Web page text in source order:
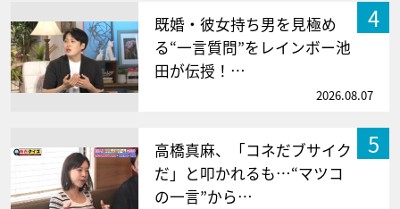
4
既婚・彼女持ち男を見極め
る“一言質問”をレインボー池
田が伝授！…
2026.08.07
5
高橋真麻、「コネだブサイク
だ」と叩かれるも…“マツコ
の一言”から…